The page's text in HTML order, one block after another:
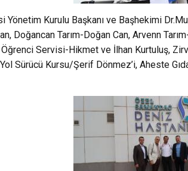
Yönetim Kurulu Başkanı ve Başhekimi
Doğancan Tarım-Doğan Can, Arvenn
Servisi-Hikmet ve İlhan Kurtuluş,
Sürücü Kursu/Şerif Dönmez’i, Aheste